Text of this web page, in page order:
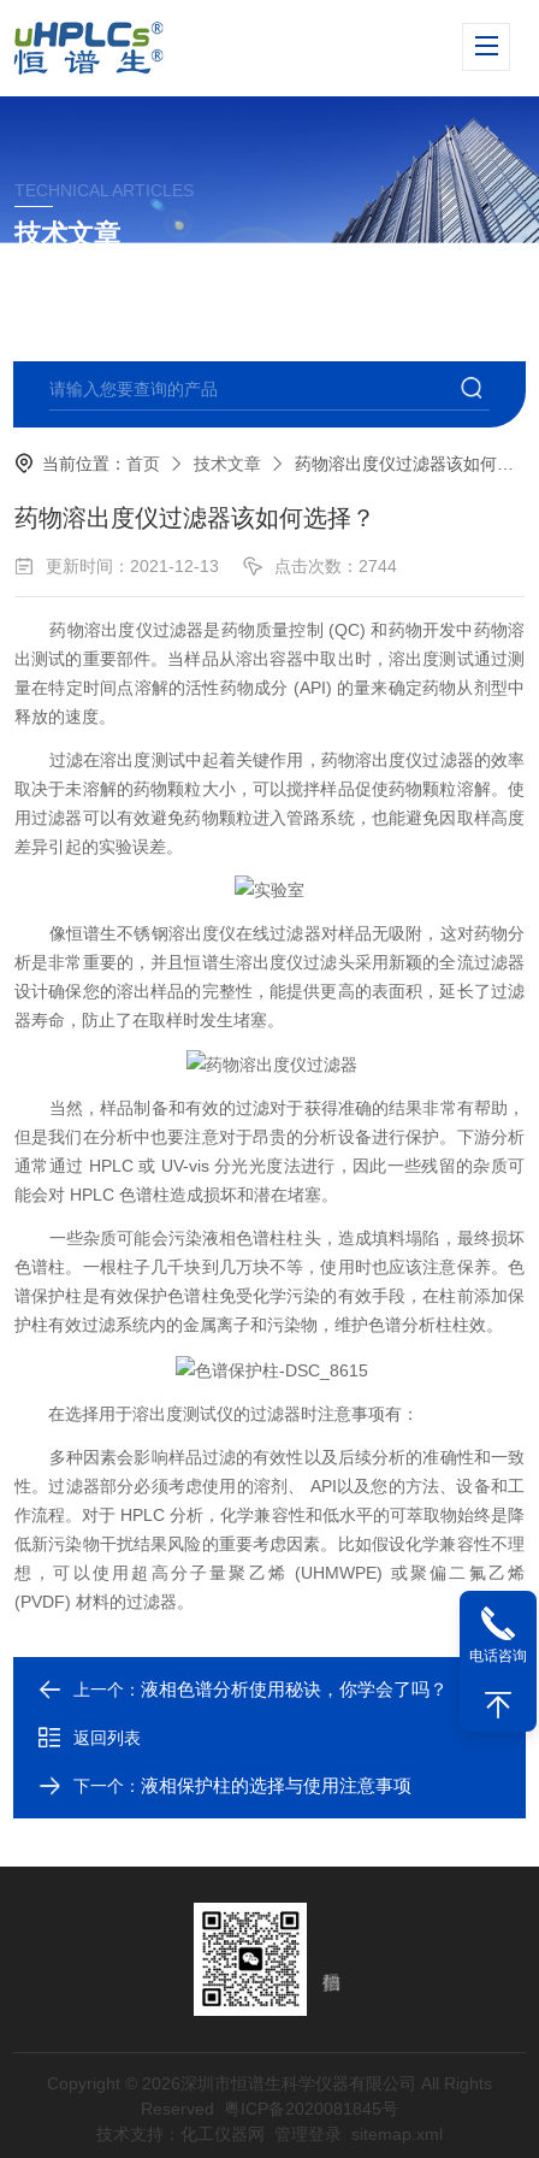
TECHNICAL ARTICLES
技术文章
当前位置：首页 技术文章 药物溶出度仪过滤器该如何选择？
药物溶出度仪过滤器该如何选择？
更新时间：2021-12-13 点击次数：2744
药物溶出度仪过滤器是药物质量控制 (QC) 和药物开发中药物溶
出测试的重要部件。当样品从溶出容器中取出时，溶出度测试通过测
量在特定时间点溶解的活性药物成分 (API) 的量来确定药物从剂型中
释放的速度。
过滤在溶出度测试中起着关键作用， 药物溶出度仪过滤器的效率
取决于未溶解的药物颗粒大小，可以搅拌样品促使药物颗粒溶解。使
用过滤器可以有效避免药物颗粒进入管路系统，也能避免因取样高度
差异引起的实验误差。
像恒谱生不锈钢溶出度仪在线过滤器对样品无吸附，这对药物分
析是非常重要的，并且恒谱生溶出度仪过滤头采用新颖的全流过滤器
设计确保您的溶出样品的完整性，能提供更高的表面积，延长了过滤
器寿命，防止了在取样时发生堵塞。
当然，样品制备和有效的过滤对于获得准确的结果非常有帮助，
但是我们在分析中也要注意对于昂贵的分析设备进行保护。下游分析
通常通过 HPLC 或 UV-vis 分光光度法进行，因此一些残留的杂质可
能会对 HPLC 色谱柱造成损坏和潜在堵塞。
一些杂质可能会污染液相色谱柱柱头，造成填料塌陷，最终损坏
色谱柱。一根柱子几千块到几万块不等，使用时也应该注意保养。色
谱保护柱是有效保护色谱柱免受化学污染的有效手段，在柱前添加保
护柱有效过滤系统内的金属离子和污染物，维护色谱分析柱柱效。
在选择用于溶出度测试仪的过滤器时注意事项有：
多种因素会影响样品过滤的有效性以及后续分析的准确性和一致
性。过滤器部分必须考虑使用的溶剂、 API以及您的方法、设备和工
作流程。对于 HPLC 分析，化学兼容性和低水平的可萃取物始终是降
低新污染物干扰结果风险的重要考虑因素。比如假设化学兼容性不理
想，可以使用超高分子量聚乙烯 (UHMWPE) 或聚偏二氟乙烯
(PVDF) 材料的过滤器。
上一个：液相色谱分析使用秘诀，你学会了吗？
返回列表
下一个：液相保护柱的选择与使用注意事项
Copyright © 2026深圳市恒谱生科学仪器有限公司 All Rights
Reserved
粤ICP备2020081845号
技术支持： 化工仪器网 管理登录 sitemap.xml
电话咨询